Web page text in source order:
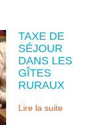
TAXE DE
SÉJOUR
DANS LES
GÎTES
RURAUX
Lire la suite